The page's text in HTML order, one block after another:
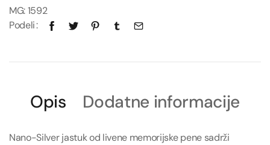
MG:1592
Podeli
Opis Dodatne informacije
Nano-Silver jastuk od livene memorijske pene sadrži